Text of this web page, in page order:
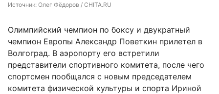
Источник: Олег Фёдоров / CHITA.RU
Олимпийский чемпион по боксу и двукратный
чемпион Европы Александр Поветкин прилетел в
Волгоград. В аэропорту его встретили
представители спортивного комитета, после чего
спортсмен пообщался с новым председателем
комитета физической культуры и спорта Ириной